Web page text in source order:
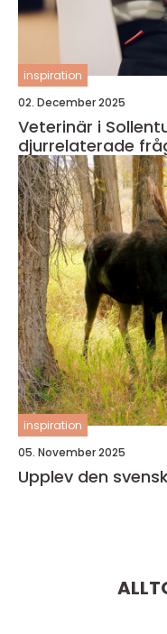
inspiration
02. December 2025
Veterinär i
djurrelaterade
inspiration
05. November 2025
Upplev den